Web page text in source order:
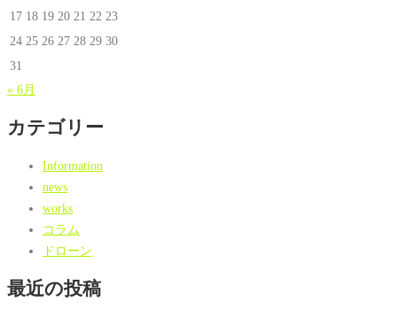
17 18 19 20 21 22 23
24 25 26 27 28 29 30
31
« 6月
カテゴリー
Information
news
works
コラム
ドローン
最近の投稿